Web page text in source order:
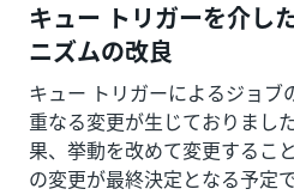
キュー トリガーを介し
ニズムの改良
キュー トリガーによるジョブ
重なる変更が生じておりまし
果、挙動を改めて変更するこ
の変更が最終決定となる予定で